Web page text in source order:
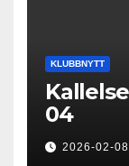
KLUBBNYTT
04
2026-02-08